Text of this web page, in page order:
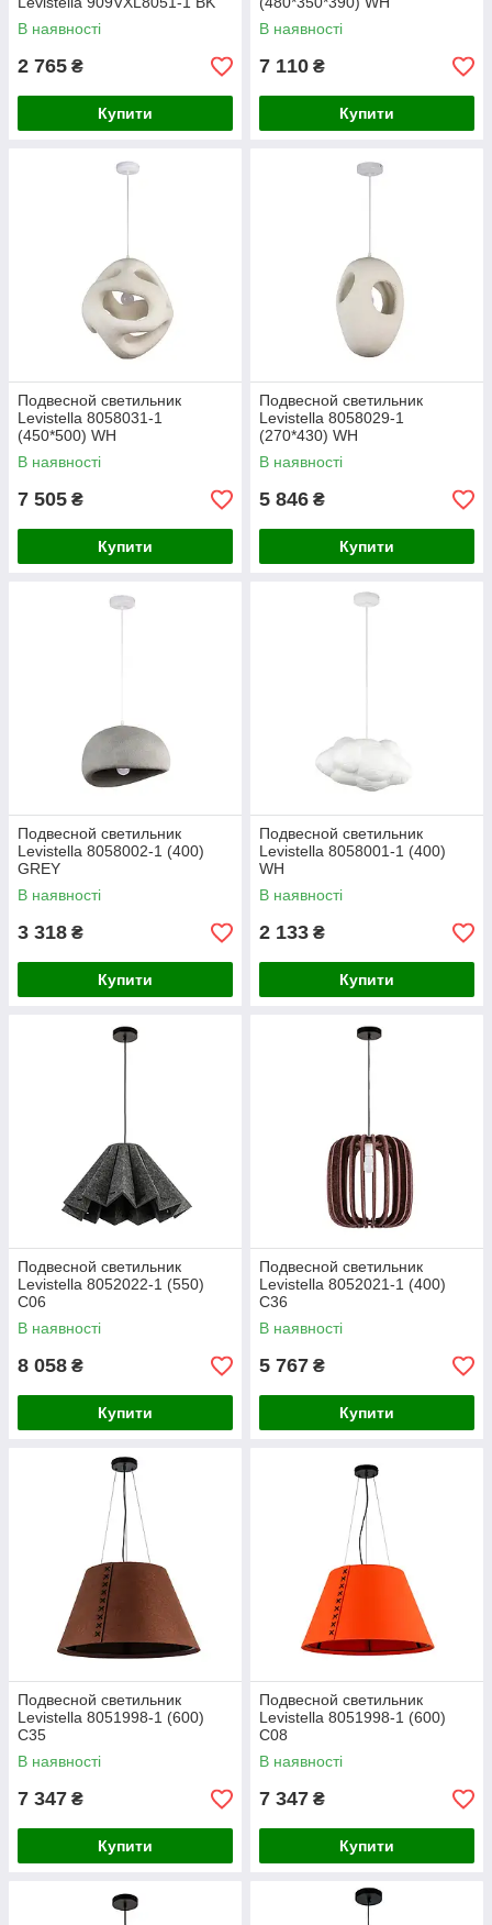
В наявності
2 765 ₴
Купити
В наявності
7 110 ₴
Купити
Подвесной светильник
Levistella 8058031-1
(450*500) WH
В наявності
7 505 ₴
Купити
Подвесной светильник
Levistella 8058029-1
(270*430) WH
В наявності
5 846 ₴
Купити
Подвесной светильник
Levistella 8058002-1 (400)
GREY
В наявності
3 318 ₴
Купити
Подвесной светильник
Levistella 8058001-1 (400)
WH
В наявності
2 133 ₴
Купити
Подвесной светильник
Levistella 8052022-1 (550)
C06
В наявності
8 058 ₴
Купити
Подвесной светильник
Levistella 8052021-1 (400)
C36
В наявності
5 767 ₴
Купити
Подвесной светильник
Levistella 8051998-1 (600)
C35
В наявності
7 347 ₴
Купити
Подвесной светильник
Levistella 8051998-1 (600)
C08
В наявності
7 347 ₴
Купити